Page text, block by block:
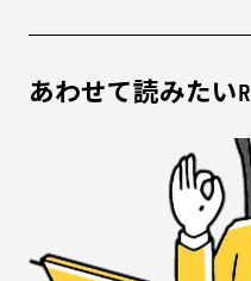
あわせて読みたい